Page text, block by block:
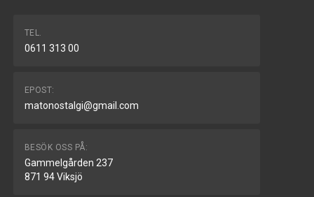
TEL.
0611 313 00
EPOST:
matonostalgi@gmail.com
BESÖK OSS PÅ:
Gammelgården 237
871 94 Viksjö